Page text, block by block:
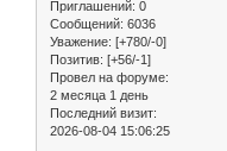
Приглашений: 0
Сообщений: 6036
Уважение: [+780/-0]
Позитив: [+56/-1]
Провел на форуме:
2 месяца 1 день
Последний визит:
2026-08-04 15:06:25